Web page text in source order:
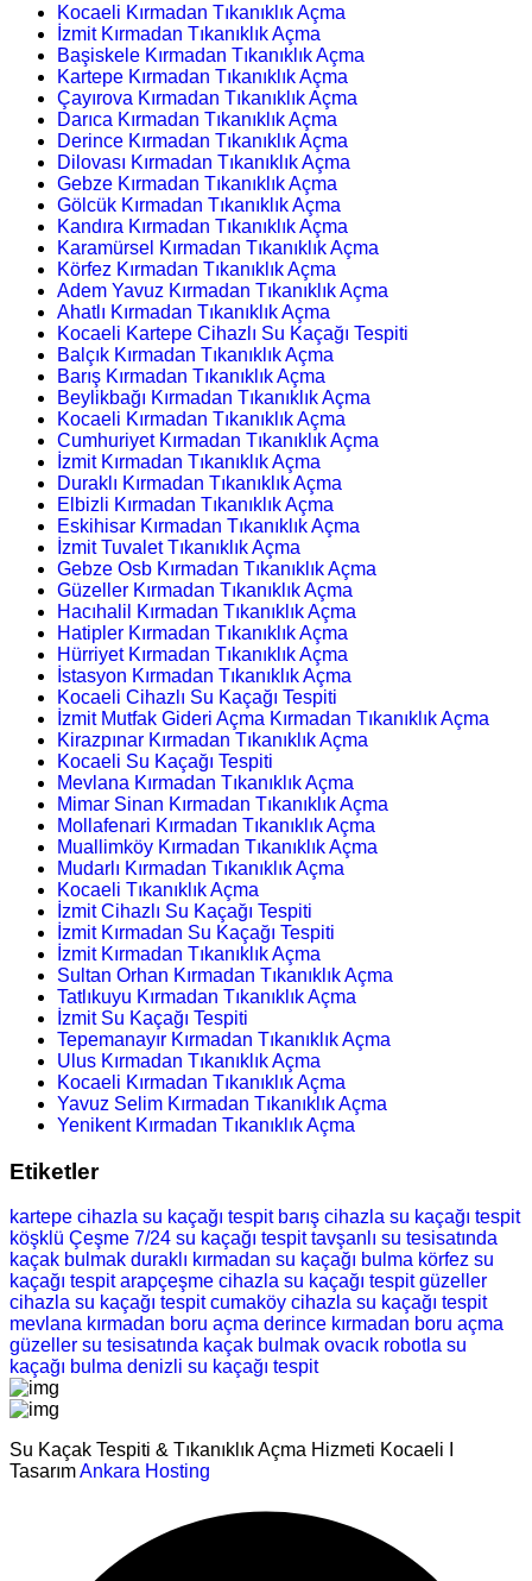
Kocaeli Kırmadan Tıkanıklık Açma
İzmit Kırmadan Tıkanıklık Açma
Başiskele Kırmadan Tıkanıklık Açma
Kartepe Kırmadan Tıkanıklık Açma
Çayırova Kırmadan Tıkanıklık Açma
Darıca Kırmadan Tıkanıklık Açma
Derince Kırmadan Tıkanıklık Açma
Dilovası Kırmadan Tıkanıklık Açma
Gebze Kırmadan Tıkanıklık Açma
Gölcük Kırmadan Tıkanıklık Açma
Kandıra Kırmadan Tıkanıklık Açma
Karamürsel Kırmadan Tıkanıklık Açma
Körfez Kırmadan Tıkanıklık Açma
Adem Yavuz Kırmadan Tıkanıklık Açma
Ahatlı Kırmadan Tıkanıklık Açma
Kocaeli Kartepe Cihazlı Su Kaçağı Tespiti
Balçık Kırmadan Tıkanıklık Açma
Barış Kırmadan Tıkanıklık Açma
Beylikbağı Kırmadan Tıkanıklık Açma
Kocaeli Kırmadan Tıkanıklık Açma
Cumhuriyet Kırmadan Tıkanıklık Açma
İzmit Kırmadan Tıkanıklık Açma
Duraklı Kırmadan Tıkanıklık Açma
Elbizli Kırmadan Tıkanıklık Açma
Eskihisar Kırmadan Tıkanıklık Açma
İzmit Tuvalet Tıkanıklık Açma
Gebze Osb Kırmadan Tıkanıklık Açma
Güzeller Kırmadan Tıkanıklık Açma
Hacıhalil Kırmadan Tıkanıklık Açma
Hatipler Kırmadan Tıkanıklık Açma
Hürriyet Kırmadan Tıkanıklık Açma
İstasyon Kırmadan Tıkanıklık Açma
Kocaeli Cihazlı Su Kaçağı Tespiti
İzmit Mutfak Gideri Açma Kırmadan Tıkanıklık Açma
Kirazpınar Kırmadan Tıkanıklık Açma
Kocaeli Su Kaçağı Tespiti
Mevlana Kırmadan Tıkanıklık Açma
Mimar Sinan Kırmadan Tıkanıklık Açma
Mollafenari Kırmadan Tıkanıklık Açma
Muallimköy Kırmadan Tıkanıklık Açma
Mudarlı Kırmadan Tıkanıklık Açma
Kocaeli Tıkanıklık Açma
İzmit Cihazlı Su Kaçağı Tespiti
İzmit Kırmadan Su Kaçağı Tespiti
İzmit Kırmadan Tıkanıklık Açma
Sultan Orhan Kırmadan Tıkanıklık Açma
Tatlıkuyu Kırmadan Tıkanıklık Açma
İzmit Su Kaçağı Tespiti
Tepemanayır Kırmadan Tıkanıklık Açma
Ulus Kırmadan Tıkanıklık Açma
Kocaeli Kırmadan Tıkanıklık Açma
Yavuz Selim Kırmadan Tıkanıklık Açma
Yenikent Kırmadan Tıkanıklık Açma
Etiketler
kartepe cihazla su kaçağı tespit barış cihazla su kaçağı tespit
köşklü Çeşme 7/24 su kaçağı tespit tavşanlı su tesisatında
kaçak bulmak duraklı kırmadan su kaçağı bulma körfez su
kaçağı tespit arapçeşme cihazla su kaçağı tespit güzeller
cihazla su kaçağı tespit cumaköy cihazla su kaçağı tespit
mevlana kırmadan boru açma derince kırmadan boru açma
güzeller su tesisatında kaçak bulmak ovacık robotla su
kaçağı bulma denizli su kaçağı tespit
Su Kaçak Tespiti & Tıkanıklık Açma Hizmeti Kocaeli I
TasarımAnkara Hosting